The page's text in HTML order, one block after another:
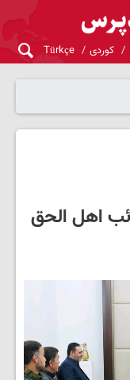
کوردی Türkçe
اهل الحق